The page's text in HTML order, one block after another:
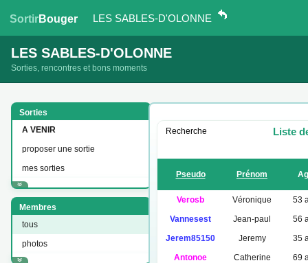
SortirBouger LES SABLES-D'OLONNE
LES SABLES-D'OLONNE
Sorties, rencontres et bons moments
Sorties
A VENIR
proposer une sortie
mes sorties
Membres
tous
photos
Recherche Liste
Pseudo Prénom
Verosb Véronique
53
Vannesest
Jean-paul
56
Jerem85150
Jeremy
35
Antonoe
Catherine 69